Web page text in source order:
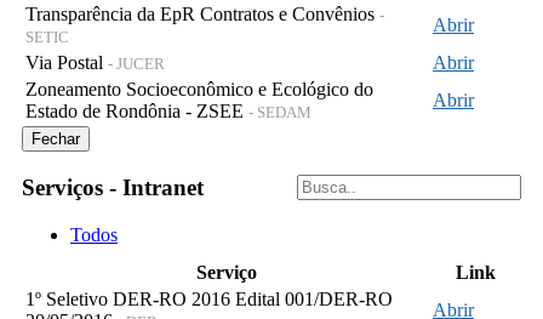
Transparência da EpR Contratos e Convênios -
SETIC
Abrir
Via Postal - JUCER
Abrir
Zoneamento Socioeconômico e Ecológico do
Estado de Rondônia - ZSEE - SEDAM
Abrir
Fechar
Serviços - Intranet
Todos
Serviço
Link
1º Seletivo DER-RO 2016 Edital 001/DER-RO
Abrir